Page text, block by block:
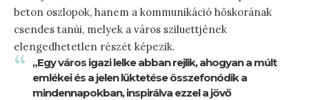
beton oszlopok, hanem a kommunikáció hőskorának
csendes tanúi, melyek a város sziluettjének
elengedhetetlen részét képezik.
„Egy város igazi lelke abban rejlik, ahogyan a múlt
emlékei és a jelen lüktetése összefonódik a
mindennapokban, inspirálva ezzel a jövő